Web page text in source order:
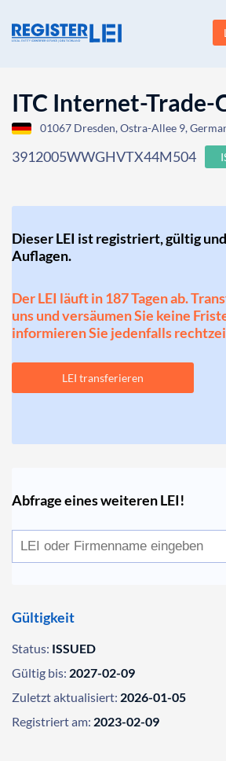
ITC Internet-Trade-
01067 Dresden, Ostra-Allee 9,
3912005WWGHVTX44M504
Dieser LEI ist registriert, gültig
Auflagen.
Der LEI läuft in 187 Tagen ab.
uns und versäumen Sie keine
informieren Sie jedenfalls
LEI transferieren
Abfrage eines weiteren LEI!
Gültigkeit
Status: ISSUED
Gültig bis: 2027-02-09
Zuletzt aktualisiert: 2026-01-05
Registriert am: 2023-02-09